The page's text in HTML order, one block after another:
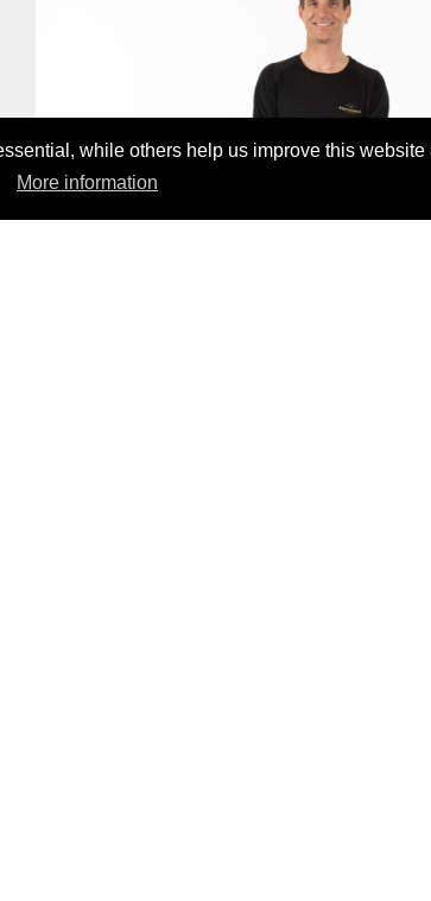
while others help us improve this
More information